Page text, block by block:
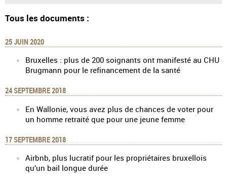
Tous les documents :
25 JUIN 2020
Bruxelles : plus de 200 soignants ont manifesté au CHU
Brugmann pour le refinancement de la santé
24 SEPTEMBRE 2018
En Wallonie, vous avez plus de chances de voter pour
un homme retraité que pour une jeune femme
17 SEPTEMBRE 2018
Airbnb, plus lucratif pour les propriétaires bruxellois
qu’un bail longue durée